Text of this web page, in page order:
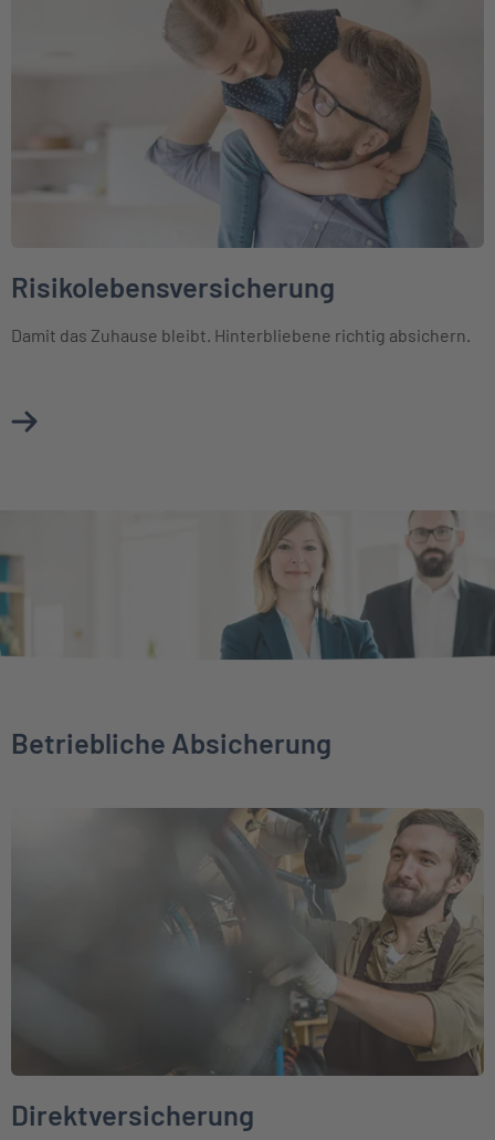
Risikolebensversicherung
Damit das Zuhause bleibt. Hinterbliebene richtig absichern.
Mehr über Risikolebensversicherung erfahren
Betriebliche Absicherung
Weiter zu Direktversicherung
Direktversicherung